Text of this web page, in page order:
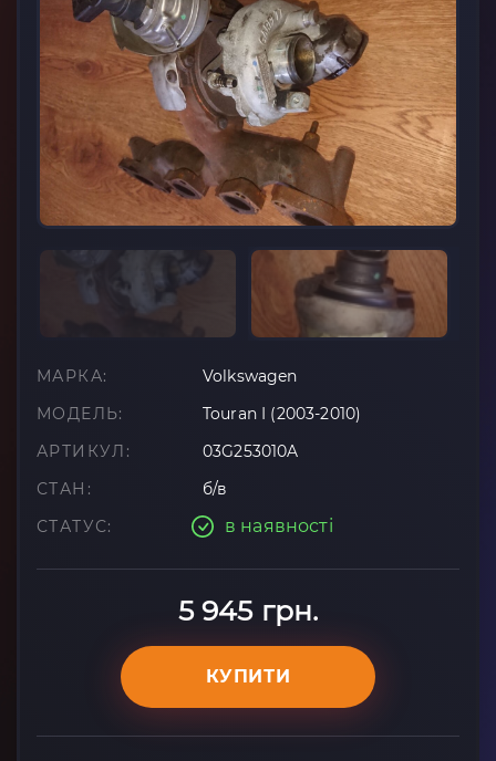
МАРКА:
Volkswagen
МОДЕЛЬ:
Touran I (2003-2010)
АРТИКУЛ:
03G253010A
СТАН:
б/в
СТАТУС:
в наявності
5 945 грн.
КУПИТИ